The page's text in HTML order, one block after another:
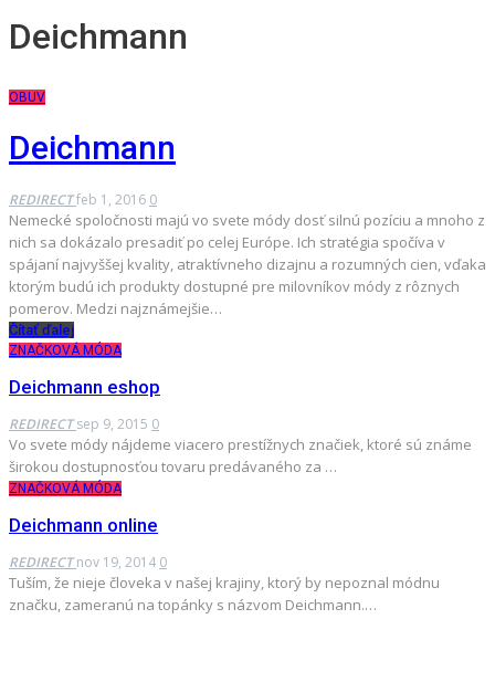
Deichmann
OBUV
Deichmann
REDIRECTfeb 1, 2016 0
Nemecké spoločnosti majú vo svete módy dosť silnú pozíciu a mnoho z
nich sa dokázalo presadiť po celej Európe. Ich stratégia spočíva v
spájaní najvyššej kvality, atraktívneho dizajnu a rozumných cien, vďaka
ktorým budú ich produkty dostupné pre milovníkov módy z rôznych
pomerov. Medzi najznámejšie…
Čítať ďalej
ZNAČKOVÁ MÓDA
Deichmann eshop
REDIRECTsep 9, 2015 0
Vo svete módy nájdeme viacero prestížnych značiek, ktoré sú známe
širokou dostupnosťou tovaru predávaného za …
ZNAČKOVÁ MÓDA
Deichmann online
REDIRECTnov 19, 2014 0
Tuším, že nieje človeka v našej krajiny, ktorý by nepoznal módnu
značku, zameranú na topánky s názvom Deichmann.…